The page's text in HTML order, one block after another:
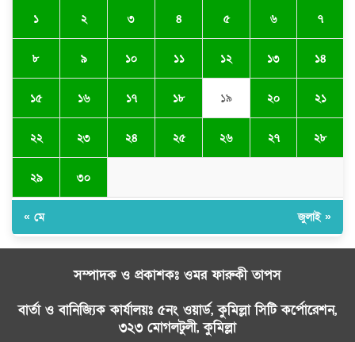
১ ২ ৩ ৪ ৫ ৬ ৭
৮ ৯ ১০ ১১ ১২ ১৩ ১৪
১৫ ১৬ ১৭ ১৮ ১৯ ২০ ২১
২২ ২৩ ২৪ ২৫ ২৬ ২৭ ২৮
২৯ ৩০
« মে জুলাই »
সম্পাদক ও প্রকাশকঃ ওমর ফারুকী তাপস
বার্তা ও বানিজ্যিক কার্যালয়ঃ ৫নং ওয়ার্ড, কুমিল্লা সিটি কর্পোরেশন,
৩২৩ মোগলটুলী, কুমিল্লা